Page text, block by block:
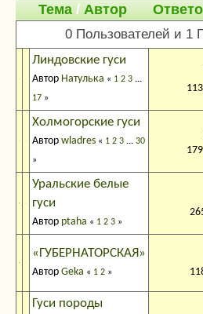
Тема/Автор
0 Пользователей и 1
Линдовские гуси
Автор Натулька « 1 2 3 ...
17 »
Холмогорские гуси
Автор wladres « 1 2 3 ... 30
»
Уральские белые
гуси
Автор ptaha « 1 2 3 »
«ГУБЕРНАТОРСКАЯ»
Автор Geka « 1 2 »
Гуси породы